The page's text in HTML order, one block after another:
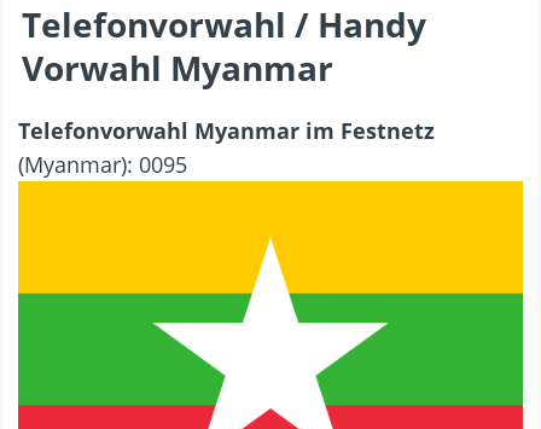
Telefonvorwahl / Handy
Vorwahl Myanmar
Telefonvorwahl Myanmar im Festnetz
(Myanmar): 0095